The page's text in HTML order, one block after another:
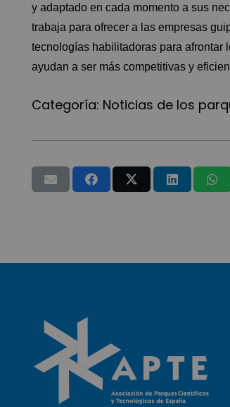
y adaptado en cada momento a sus
trabaja para ofrecer a las empresas
tecnologías habilitadoras para afrontar
ayudan a ser más competitivas y
Categoría: Noticias de los